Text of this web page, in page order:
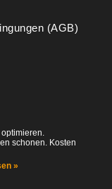
(AGB)
schonen. Kosten
»